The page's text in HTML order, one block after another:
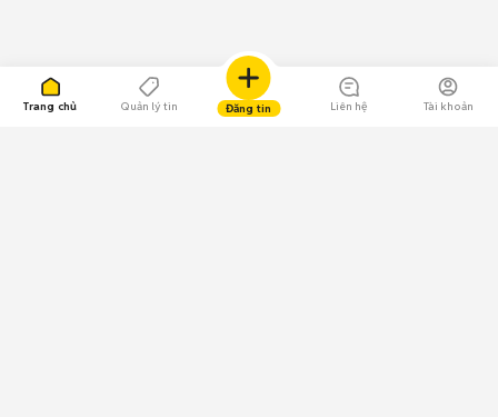
Trang chủ Quản lý tin Đăng tin Liên hệ Tài khoản